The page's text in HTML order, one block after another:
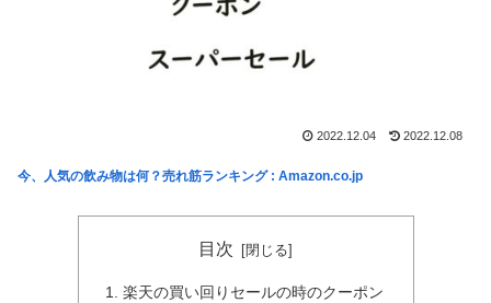
2022.12.04 2022.12.08
今、人気の飲み物は何？売れ筋ランキング : Amazon.co.jp
目次
楽天の買い回りセールの時のクーポン